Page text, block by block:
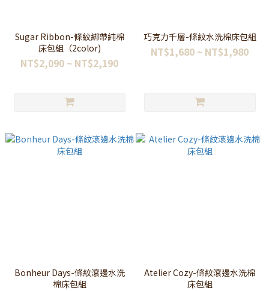
Sugar Ribbon-條紋綁帶純棉
床包組（2color)
NT$2,090 ~ NT$2,190
巧克力千層-條紋水洗棉床包組
NT$1,680 ~ NT$1,980
Bonheur Days-條紋滾邊水洗
棉床包組
Atelier Cozy-條紋滾邊水洗棉
床包組